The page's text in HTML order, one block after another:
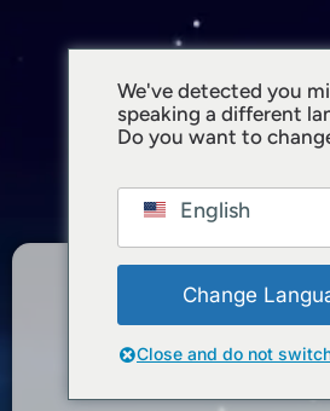
Step 1 of 5 - Willkommen
20%
We've detected you
speaking a different
Do you want to
English
Change
Close and do not